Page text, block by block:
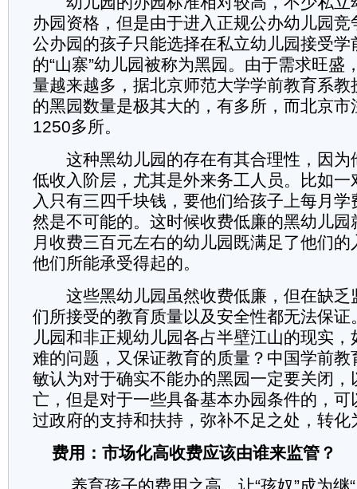
办园资格，但是由于进入正规公办幼儿园
公办园的孩子只能选择在私立幼儿园接受
的“山寨”幼儿园被称为黑园。由于需求旺盛
量越来越多，据北京师范大学学前教育系
的黑园数量是极其大的，有多所，而北京
1250多所。
这种黑幼儿园的存在有其合理性，因为
低收入阶层，尤其是外来务工人员。比如
入只有三四千块钱，要他们给孩子上每月
然是不可能的。这时候收费低廉的黑幼儿
月收费三百元左右的幼儿园既满足了他们
他们所能承受得起的。
这些黑幼儿园虽然收费低廉，但在缺乏
们所接受的教育质量以及安全性都无法保
儿园和非正规幼儿园各占半壁江山的现实
难的问题，又保证教育的质量？中国学前
敏认为对于确实不能办的黑园一定要关闭，
亡，但是对于一些具备基本办园条件的，
过政府的支持和扶持，弥补不足之处，转化
费用：市场化高收费应该由谁来监管？